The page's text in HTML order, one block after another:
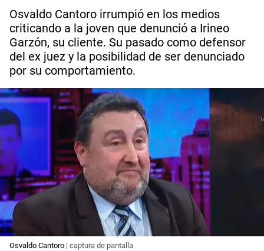
Osvaldo Cantoro irrumpió en los medios
criticando a la joven que denunció a Irineo
Garzón, su cliente. Su pasado como defensor
del ex juez y la posibilidad de ser denunciado
por su comportamiento.
Osvaldo Cantoro | captura de pantalla